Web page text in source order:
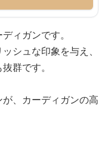
ィガンです。
シュな印象を与え、
群です。
、カーディガンの高